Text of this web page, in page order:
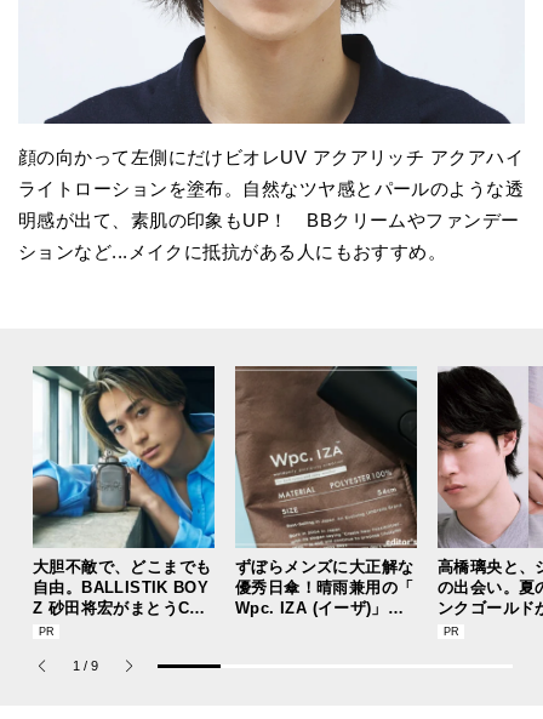
顔の向かって左側にだけビオレUV アクアリッチ アクアハイ
ライトローションを塗布。自然なツヤ感とパールのような透
明感が出て、素肌の印象もUP！ BBクリームやファンデー
ションなど...メイクに抵抗がある人にもおすすめ。
大胆不敵で、どこまでも
自由。BALLISTIK BOY
Z 砂田将宏がまとうCOA
CHの新作フレグランス
ナム パルファム」
ずぼらメンズに大正解な
優秀日傘！晴雨兼用の「
Wpc. IZA (イーザ)」が
高橋璃央と、
の出会い。夏
ンクゴールド
“SUMMER
1 / 9